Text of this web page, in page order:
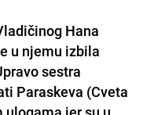
Hana
u njemu izbila
sestra
Paraskeva (Cveta